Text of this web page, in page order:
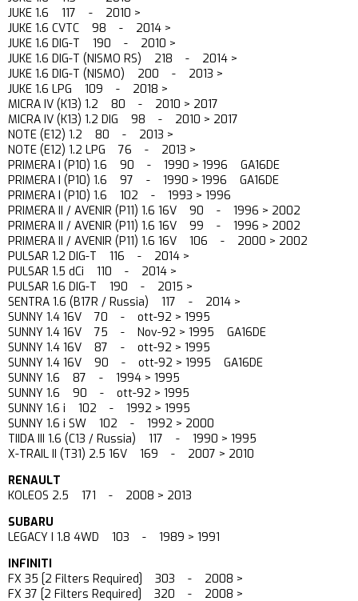
JUKE 1.6 117 - 2010 >
JUKE 1.6 CVTC 98 - 2014 >
JUKE 1.6 DIG-T 190 - 2010 >
JUKE 1.6 DIG-T (NISMO RS) 218 - 2014 >
JUKE 1.6 DIG-T (NISMO) 200 - 2013 >
JUKE 1.6 LPG 109 - 2018 >
MICRA IV (K13) 1.2 80 - 2010 > 2017
MICRA IV (K13) 1.2 DIG 98 - 2010 > 2017
NOTE (E12) 1.2 80 - 2013 >
NOTE (E12) 1.2 LPG 76 - 2013 >
PRIMERA I (P10) 1.6 90 - 1990 > 1996 GA16DE
PRIMERA I (P10) 1.6 97 - 1990 > 1996 GA16DE
PRIMERA I (P10) 1.6 102 - 1993 > 1996
PRIMERA II / AVENIR (P11) 1.6 16V 90 - 1996 > 2002
PRIMERA II / AVENIR (P11) 1.6 16V 99 - 1996 > 2002
PRIMERA II / AVENIR (P11) 1.6 16V 106 - 2000 > 2002
PULSAR 1.2 DIG-T 116 - 2014 >
PULSAR 1.5 dCi 110 - 2014 >
PULSAR 1.6 DIG-T 190 - 2015 >
SENTRA 1.6 (B17R / Russia) 117 - 2014 >
SUNNY 1.4 16V 70 - ott-92 > 1995
SUNNY 1.4 16V 75 - Nov-92 > 1995 GA16DE
SUNNY 1.4 16V 87 - ott-92 > 1995
SUNNY 1.4 16V 90 - ott-92 > 1995 GA16DE
SUNNY 1.6 87 - 1994 > 1995
SUNNY 1.6 90 - ott-92 > 1995
SUNNY 1.6 i 102 - 1992 > 1995
SUNNY 1.6 i SW 102 - 1992 > 2000
TIIDA III 1.6 (C13 / Russia) 117 - 1990 > 1995
X-TRAIL II (T31) 2.5 16V 169 - 2007 > 2010
RENAULT
KOLEOS 2.5 171 - 2008 > 2013
SUBARU
LEGACY I 1.8 4WD 103 - 1989 > 1991
INFINITI
FX 35 [2 Filters Required] 303 - 2008 >
FX 37 [2 Filters Required] 320 - 2008 >